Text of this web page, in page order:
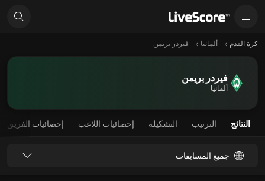
كرة القدم ألمانيا فيردر بريمن
فيردر بريمن
ألمانيا
النتائج الترتيب التشكيلة إحصائيات اللاعب إحصائيات الفريق
جميع المسابقات